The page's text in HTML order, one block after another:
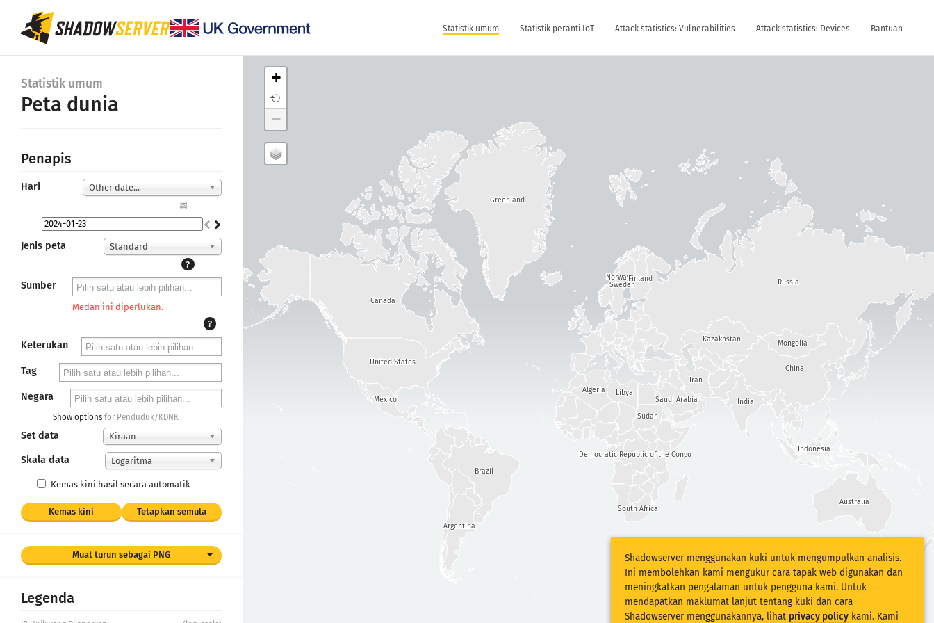
Statistik umum Statistik peranti IoT Attack statistics: Vulnerabilities Attack statistics: Devices Bantuan
Statistik umum
Peta dunia
Penapis
Hari Other date...
📆
Jenis peta
Standard
?
Sumber
Medan ini diperlukan.
?
Keterukan
Tag
Negara
Show options for Penduduk/KDNK
Set data Kiraan
Skala data Logaritma
Kemas kini hasil secara automatik
Kemas kini Tetapkan semula
Muat turun sebagai PNG
Legenda
Indonesia
Argentina
India
China
Democratic Republic of the Congo
South Africa
Kazakhstan
Brazil
Mongolia
Russia
Norway
Sweden
Finland
Libya
Sudan
Iran
Saudi Arabia
Algeria
United States
Canada
Mexico
Australia
Greenland
+
−
Shadowserver menggunakan kuki untuk mengumpulkan analisis.
Ini membolehkan kami mengukur cara tapak web digunakan dan
meningkatkan pengalaman untuk pengguna kami. Untuk
mendapatkan maklumat lanjut tentang kuki dan cara
Shadowserver menggunakannya, lihat privacy policy kami. Kami